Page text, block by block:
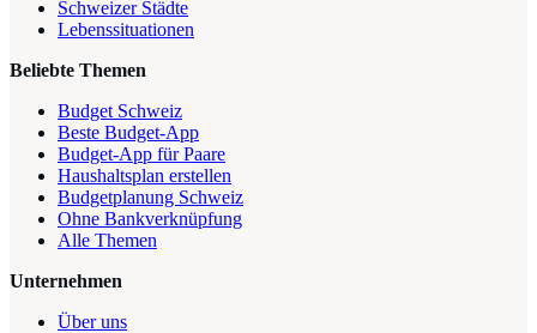
Schweizer Städte
Lebenssituationen
Beliebte Themen
Budget Schweiz
Beste Budget-App
Budget-App für Paare
Haushaltsplan erstellen
Budgetplanung Schweiz
Ohne Bankverknüpfung
Alle Themen
Unternehmen
Über uns